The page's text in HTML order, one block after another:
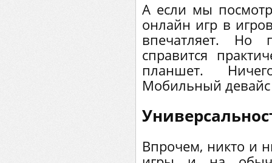
А если мы
онлайн игр в
впечатляет.
справится
планшет.
Мобильный девайс
Впрочем, никто и